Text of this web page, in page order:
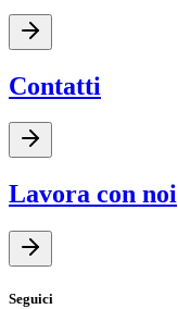
Contatti
Lavora con noi
Seguici